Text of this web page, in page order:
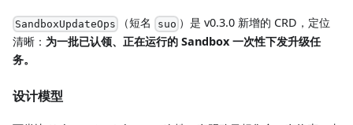
SandboxUpdateOps （短名 suo ）是 v0.3.0 新增的 CRD，定位
清晰： 为一批已认领、正在运行的 Sandbox 一次性下发升级任
务。
设计模型